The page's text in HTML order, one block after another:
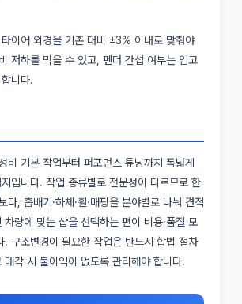
이어 외경을 기존 대비 ±3% 이내로 맞춰야
저하를 막을 수 있고, 펜더 간섭 여부는 입고
니다.
비 기본 작업부터 퍼포먼스 튜닝까지 폭넓게
입니다. 작업 종류별로 전문성이 다르므로 한
다, 흡배기·하체·휠·매핑을 분야별로 나눠 견적
차량에 맞는 샵을 선택하는 편이 비용·품질 모
. 구조변경이 필요한 작업은 반드시 합법 절차
매각 시 불이익이 없도록 관리해야 합니다.